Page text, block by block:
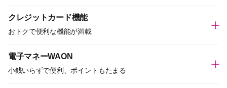
クレジットカード機能
おトクで便利な機能が満載
電子マネーWAON
小銭いらずで便利、ポイントもたまる